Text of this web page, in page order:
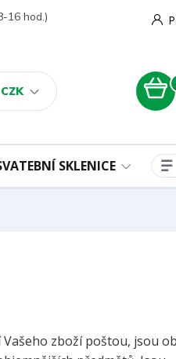
CZK
16 hod.)
SKLENICE
zboží poštou, jsou